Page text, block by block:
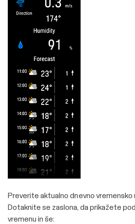
Preverite aktualno dnevno vremensko
Dotaknite se zaslona, da prikažete
vremenu in še: